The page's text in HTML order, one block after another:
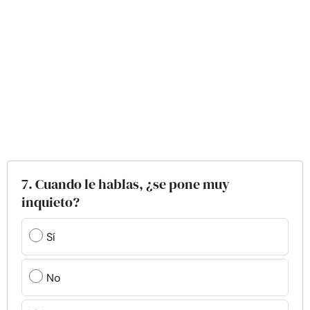
7. Cuando le hablas, ¿se pone muy
inquieto?
Sí
No